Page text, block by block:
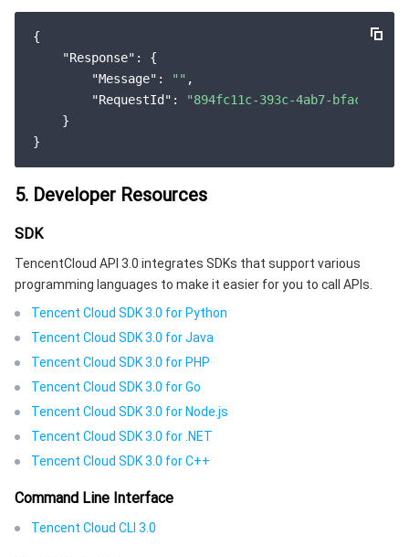
{
"Response" : {
"Message" : "" ,
"RequestId" :
"894fc11c-393c-4ab7-bfac-
    }
5. Developer Resources
SDK
TencentCloud API 3.0 integrates SDKs that support various
programming languages to make it easier for you to call APIs.
Tencent Cloud SDK 3.0 for Python
Tencent Cloud SDK 3.0 for Java
Tencent Cloud SDK 3.0 for PHP
Tencent Cloud SDK 3.0 for Go
Tencent Cloud SDK 3.0 for Node.js
Tencent Cloud SDK 3.0 for .NET
Tencent Cloud SDK 3.0 for C++
Command Line Interface
Tencent Cloud CLI 3.0